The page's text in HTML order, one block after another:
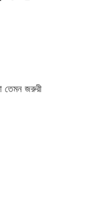
তেমন জরুরী